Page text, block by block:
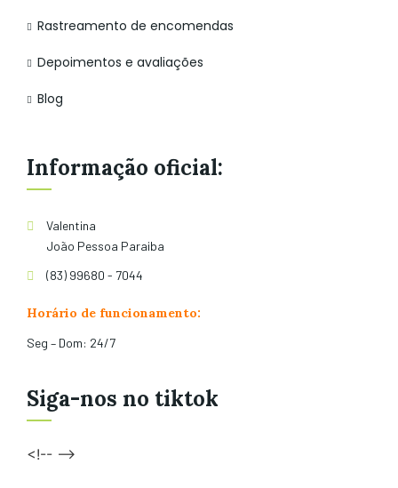
Rastreamento de encomendas
Depoimentos e avaliações
Blog
Informação oficial:
Valentina
João Pessoa Paraiba
(83) 99680 - 7044
Horário de funcionamento:
Seg – Dom: 24/7
Siga-nos no tiktok
<!-- -->